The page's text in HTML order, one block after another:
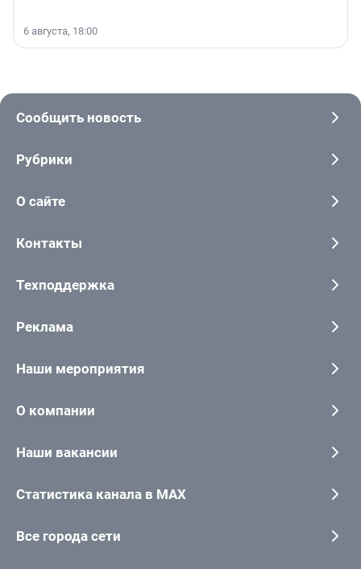
6 августа, 18:00
Сообщить новость
Рубрики
О сайте
Контакты
Техподдержка
Реклама
Наши мероприятия
О компании
Наши вакансии
Статистика канала в MAX
Все города сети